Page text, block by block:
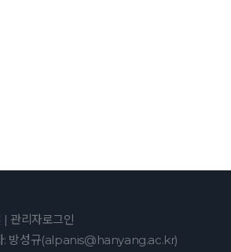
| 관리자로그인
: 방성규(alpanis@hanyang.ac.kr)